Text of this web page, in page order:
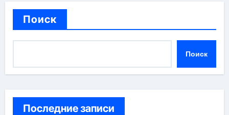
Поиск
Поиск
Последние записи